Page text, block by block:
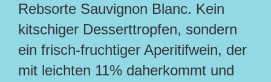
Rebsorte Sauvignon Blanc. Kein
kitschiger Desserttropfen, sondern
ein frisch-fruchtiger Aperitifwein, der
mit leichten 11% daherkommt und